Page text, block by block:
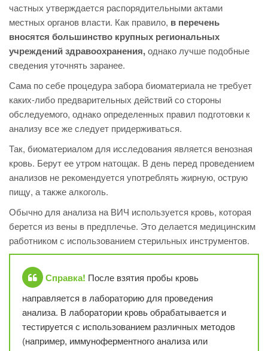
частных утверждается распорядительными актами
местных органов власти. Как правило, в перечень
вносятся большинство крупных региональных
учреждений здравоохранения,однако лучше подобные
сведения уточнять заранее.
Сама по себе процедура забора биоматериала не требует
каких-либо предварительных действий со стороны
обследуемого, однако определенных правил подготовки к
анализу все же следует придерживаться.
Так, биоматериалом для исследования является венозная
кровь. Берут ее утром натощак. В день перед проведением
анализов не рекомендуется употреблять жирную, острую
пищу, а также алкоголь.
Обычно для анализа на ВИЧ используется кровь, которая
берется из вены в предплечье. Это делается медицинским
работником с использованием стерильных инструментов.
Справка! После взятия пробы кровь
направляется в лабораторию для проведения
анализа. В лаборатории кровь обрабатывается и
тестируется с использованием различных методов
(например, иммуноферментного анализа или